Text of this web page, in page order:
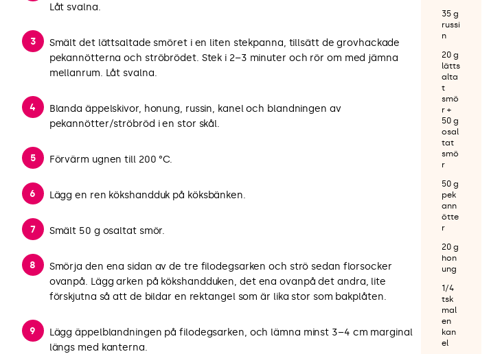
Låt svalna.
Smält det lättsaltade smöret i en liten stekpanna, tillsätt de grovhackade
pekannötterna och ströbrödet. Stek i 2–3 minuter och rör om med jämna
mellanrum. Låt svalna.
Blanda äppelskivor, honung, russin, kanel och blandningen av
pekannötter/ströbröd i en stor skål.
Förvärm ugnen till 200 °C.
Lägg en ren kökshandduk på köksbänken.
Smält 50 g osaltat smör.
Smörja den ena sidan av de tre filodegsarken och strö sedan florsocker
ovanpå. Lägg arken på kökshandduken, det ena ovanpå det andra, lite
förskjutna så att de bildar en rektangel som är lika stor som bakplåten.
Lägg äppelblandningen på filodegsarken, och lämna minst 3–4 cm marginal
längs med kanterna.
35 g
russi
n
20 g
lätts
alta
t
smö
r +
50 g
osal
tat
smö
r
50 g
pek
ann
ötte
r
20 g
hon
ung
1/4
tsk
mal
en
kan
el